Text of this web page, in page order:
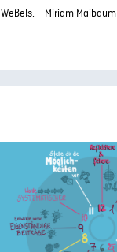
Miriam Maibaum